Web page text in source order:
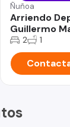
Ñuñoa
Arriendo
Guillermo
2 1